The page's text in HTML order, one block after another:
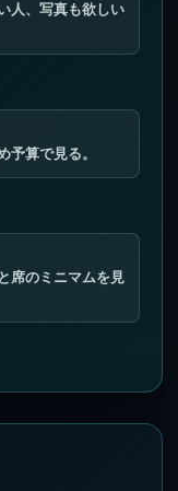
人、写真も欲しい
予算で見る。
席のミニマムを見